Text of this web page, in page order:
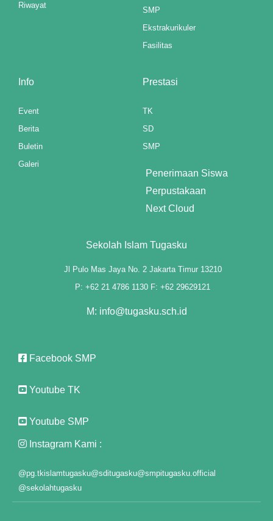
downloader
giriş
Riwayat
SMP
Ekstrakurikuler
Fasilitas
Info
Event
Berita
Buletin
Galeri
Prestasi
TK
SD
SMP
Penerimaan Siswa
Perpustakaan
Next Cloud
Sekolah Islam Tugasku
Jl Pulo Mas Jaya No. 2 Jakarta Timur 13210
P: +62 21 4786 1130 F: +62 29629121
M: info@tugasku.sch.id
Facebook SMP
Youtube TK
Youtube SMP
Instagram Kami :
@pg.tkislamtugasku@sditugasku@smpitugasku.official
@sekolahtugasku